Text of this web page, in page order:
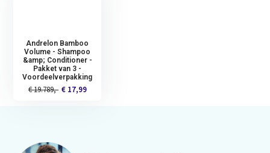
Andrelon Bamboo
Volume - Shampoo
&amp; Conditioner -
Pakket van 3 -
Voordeelverpakking
€ 19.789,- € 17,99